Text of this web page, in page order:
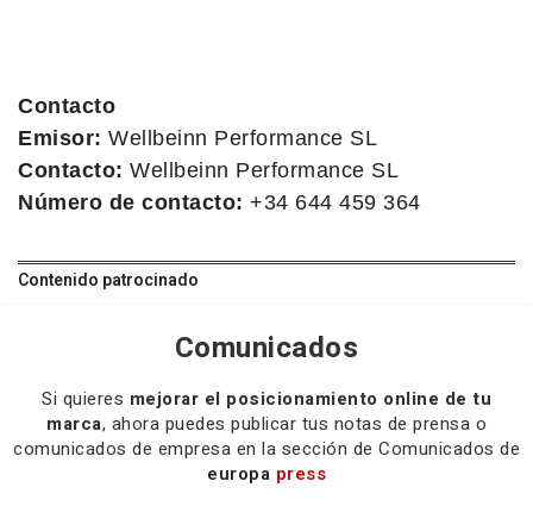
Contacto
Emisor: Wellbeinn Performance SL
Contacto: Wellbeinn Performance SL
Número de contacto: +34 644 459 364
Contenido patrocinado
Comunicados
Si quieres mejorar el posicionamiento online de tu
marca, ahora puedes publicar tus notas de prensa o
comunicados de empresa en la sección de Comunicados de
europa press